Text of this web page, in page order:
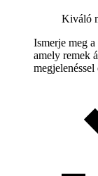
Kiváló
Ismerje meg
amely remek